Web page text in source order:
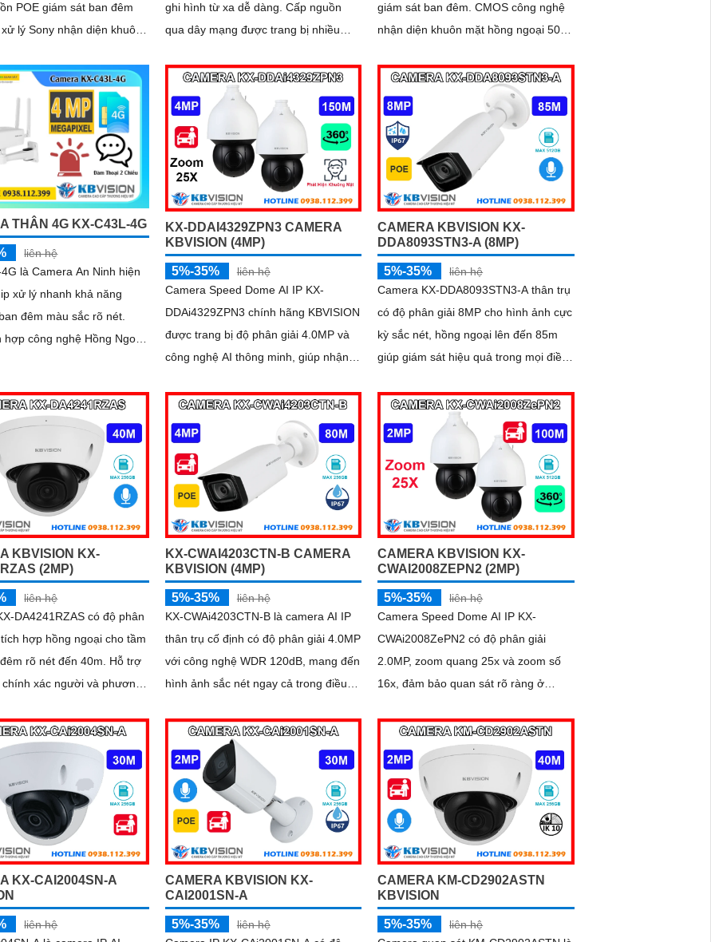
POE giám sát ban đêm
lý Sony nhận diện khuôn
ảnh sắc nét 2.0 MP H
ghi hình từ xa dễ dàng. Cấp nguồn
qua dây mạng được trang bị nhiều
có thể kể đến phát hiện khuôn mặt,
phát hiện vật thể rơi, phát hiện lãng
vãng
giám sát ban đêm. CMOS công nghệ
nhận diện khuôn mặt hồng ngoại 50m
nối IP POE dễ dàng công nghệ
Starlight hỗ trợ hình ảnh sắc nét 2
THÂN 4G KX-C43L-4G
liên hệ
là Camera An Ninh hiện
xử lý nhanh khả năng
đêm màu sắc rõ nét.
công nghệ Hồng Ngoại
KX-DDAI4329ZPN3 CAMERA
KBVISION (4MP)
5%-35%
liên hệ
Camera Speed Dome AI IP KX-
DDAi4329ZPN3 chính hãng KBVISION
được trang bị độ phân giải 4.0MP và
công nghệ AI thông minh, giúp nhận
tiện chính xác
CAMERA KBVISION KX-
DDA8093STN3-A (8MP)
5%-35%
liên hệ
Camera KX-DDA8093STN3-A thân trụ
có độ phân giải 8MP cho hình ảnh cực
kỳ sắc nét, hồng ngoại lên đến 85m
giúp giám sát hiệu quả trong mọi điều
minh như nhận diện khuôn mặt, đếm
người và nhận diện đối tượng cùng
khe cắm thẻ Micro SD 512GB mang lại
sự tiện lợi tối đa được bảo vệ với
chuẩn IP67, IK10 và hỗ trợ PoE,
camera đảm bảo hoạt động ổn định
KBVISION KX-
(2MP)
liên hệ
DA4241RZAS có độ phân
hợp hồng ngoại cho tầm
rõ nét đến 40m. Hỗ trợ
xác người và phương
SD tối đa 256GB
KX-CWAI4203CTN-B CAMERA
KBVISION (4MP)
5%-35%
liên hệ
KX-CWAi4203CTN-B là camera AI IP
thân trụ cố định có độ phân giải 4.0MP
với công nghệ WDR 120dB, mang đến
hình ảnh sắc nét ngay cả trong điều
CAMERA KBVISION KX-
CWAI2008ZEPN2 (2MP)
5%-35%
liên hệ
Camera Speed Dome AI IP KX-
CWAi2008ZePN2 có độ phân giải
2.0MP, zoom quang 25x và zoom số
16x, đảm bảo quan sát rõ ràng ở
AI hiện đại, camera...
KX-CAI2004SN-A
liên hệ
CAMERA KBVISION KX-
CAI2001SN-A
5%-35%
liên hệ
CAMERA KM-CD2902ASTN
KBVISION
5%-35%
liên hệ